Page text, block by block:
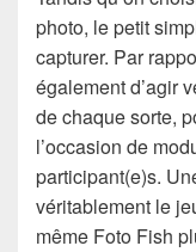
photo, le petit
capturer. Par
également d’agir
de chaque sorte,
l’occasion de
participant(e)s.
véritablement le
même Foto Fish